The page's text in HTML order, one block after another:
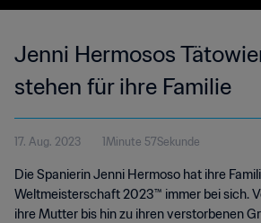
Jenni Hermosos
stehen für ihre Familie
17. Aug. 2023 1Minute 57Sekunde
Die Spanierin Jenni Hermoso hat ihre
Weltmeisterschaft 2023™ immer bei sich.
ihre Mutter bis hin zu ihren verstorbenen